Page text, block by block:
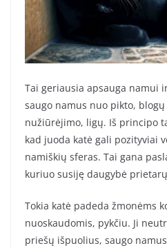
Tai geriausia apsauga namui
saugo namus nuo pikto,
nužiūrėjimo, ligų. Iš principo
kad juoda katė gali pozityviai
namiškių sferas. Tai gana
kuriuo susiję daugybė
Tokia katė padeda žmonėms
nuoskaudomis, pykčiu. Ji
priešų išpuolius, saugo